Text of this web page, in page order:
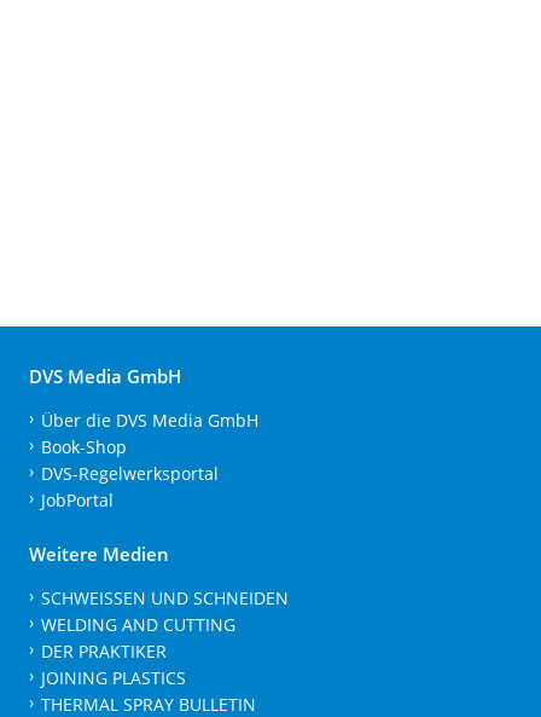
DVS Media GmbH
Über die DVS Media GmbH
Book-Shop
DVS-Regelwerksportal
JobPortal
Weitere Medien
SCHWEISSEN UND SCHNEIDEN
WELDING AND CUTTING
DER PRAKTIKER
JOINING PLASTICS
THERMAL SPRAY BULLETIN